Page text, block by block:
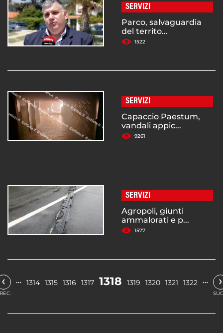
SERVIZI
Parco, salvaguardia
del territo...
1522
SERVIZI
Capaccio Paestum,
vandali appic...
9261
SERVIZI
Agropoli, giunti
ammalorati e p...
1577
‹ … 1314 1315 1316 1317 1318 1319 1320 1321 1322 … ›